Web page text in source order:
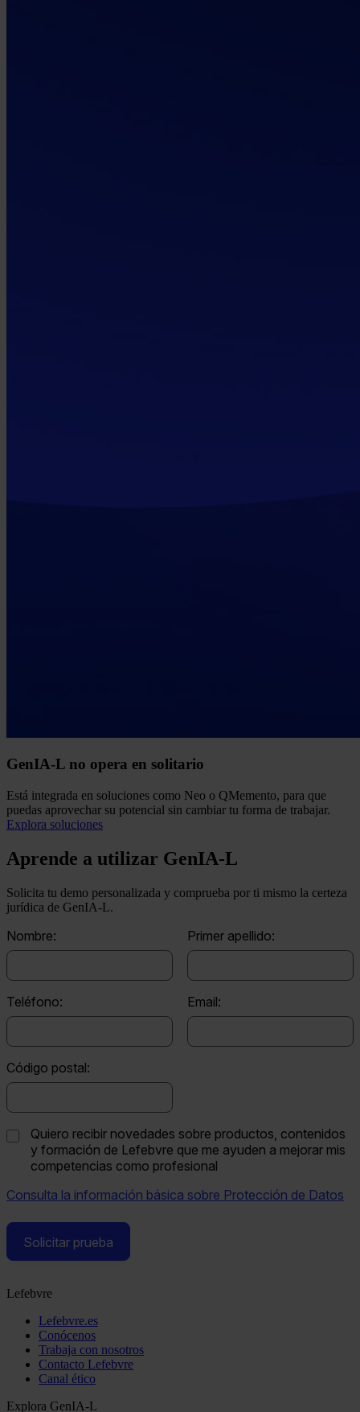
GenIA-L no opera en solitario
Está integrada en soluciones como Neo o QMemento, para que
puedas aprovechar su potencial sin cambiar tu forma de trabajar.
Explora soluciones
Aprende a utilizar GenIA-L
Solicita tu demo personalizada y comprueba por ti mismo la certeza
jurídica de GenIA-L.
Nombre: Primer apellido:
Teléfono: Email:
Código postal:
Quiero recibir novedades sobre productos, contenidos
y formación de Lefebvre que me ayuden a mejorar mis
competencias como profesional
Consulta la información básica sobre Protección de Datos
Solicitar prueba
Lefebvre
Lefebvre.es
Conócenos
Trabaja con nosotros
Contacto Lefebvre
Canal ético
Explora GenIA-L